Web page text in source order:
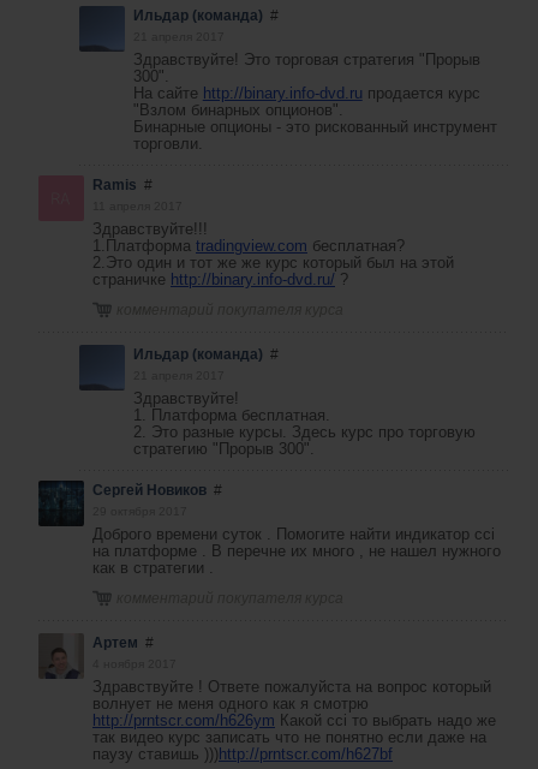
Ильдар (команда) #
Здравствуйте! Это торговая стратегия "Прорыв
300".
На сайте http://binary.info-dvd.ru продается курс
"Взлом бинарных опционов".
Бинарные опционы - это рискованный инструмент
торговли.
Ramis #
Здравствуйте!!!
1.Платформа tradingview.com бесплатная?
2.Это один и тот же же курс который был на этой
страничке http://binary.info-dvd.ru/ ?
Ильдар (команда) #
Здравствуйте!
1. Платформа бесплатная.
2. Это разные курсы. Здесь курс про торговую
стратегию "Прорыв 300".
Сергей Новиков #
Доброго времени суток . Помогите найти индикатор cci
на платформе . В перечне их много , не нашел нужного
как в стратегии .
Артем #
Здравствуйте ! Ответе пожалуйста на вопрос который
волнует не меня одного как я смотрю
http://prntscr.com/h626ym Какой cci то выбрать надо же
так видео курс записать что не понятно если даже на
паузу ставишь )))http://prntscr.com/h627bf